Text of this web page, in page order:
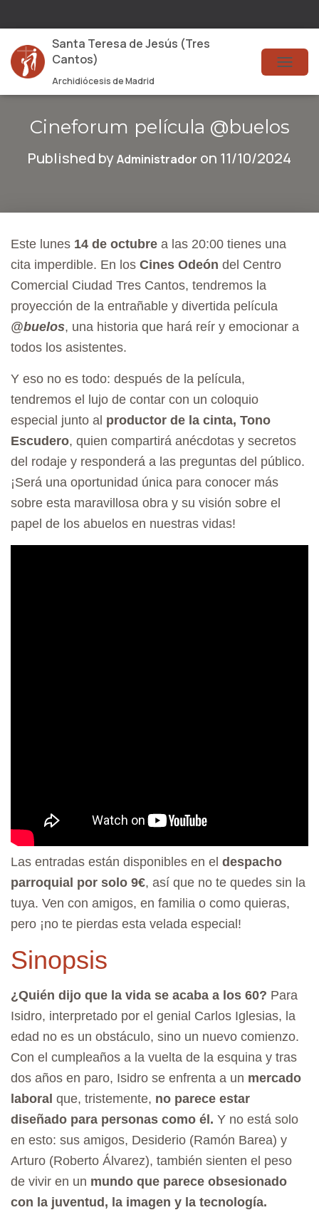
Santa Teresa de Jesús (Tres
Cantos)
Archidiócesis de Madrid
T
O
G
L
N
A
A
Cineforum película @buelos
Published byAdministrador on 11/10/2024
Este lunes 14 de octubre a las 20:00 tienes una
cita imperdible. En los Cines Odeón del Centro
Comercial Ciudad Tres Cantos, tendremos la
proyección de la entrañable y divertida película
@buelos, una historia que hará reír y emocionar a
todos los asistentes.
Y eso no es todo: después de la película,
tendremos el lujo de contar con un coloquio
especial junto al productor de la cinta, Tono
Escudero, quien compartirá anécdotas y secretos
del rodaje y responderá a las preguntas del público.
¡Será una oportunidad única para conocer más
sobre esta maravillosa obra y su visión sobre el
papel de los abuelos en nuestras vidas!
Las entradas están disponibles en el despacho
parroquial por solo 9€, así que no te quedes sin la
tuya. Ven con amigos, en familia o como quieras,
pero ¡no te pierdas esta velada especial!
Sinopsis
¿Quién dijo que la vida se acaba a los 60? Para
Isidro, interpretado por el genial Carlos Iglesias, la
edad no es un obstáculo, sino un nuevo comienzo.
Con el cumpleaños a la vuelta de la esquina y tras
dos años en paro, Isidro se enfrenta a un mercado
laboral que, tristemente, no parece estar
diseñado para personas como él. Y no está solo
en esto: sus amigos, Desiderio (Ramón Barea) y
Arturo (Roberto Álvarez), también sienten el peso
de vivir en un mundo que parece obsesionado
con la juventud, la imagen y la tecnología.